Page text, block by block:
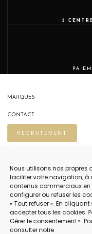
Nous utilisons nos propres
faciliter votre navigation, à
contenus commerciaux en
configurer ou refuser les
« Tout refuser ». En
accepter tous les cookies.
Gérer le consentement ».
consulter notre
5
MARQUES
CONTACT
RECRUTEMENT
04
NOTRE SERVICE CLIENT EST